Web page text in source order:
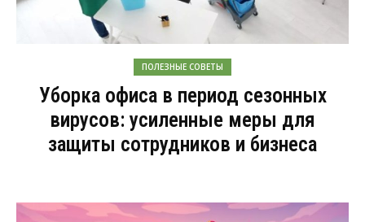
ПОЛЕЗНЫЕ СОВЕТЫ
Уборка офиса в период сезонных
вирусов: усиленные меры для
защиты сотрудников и бизнеса